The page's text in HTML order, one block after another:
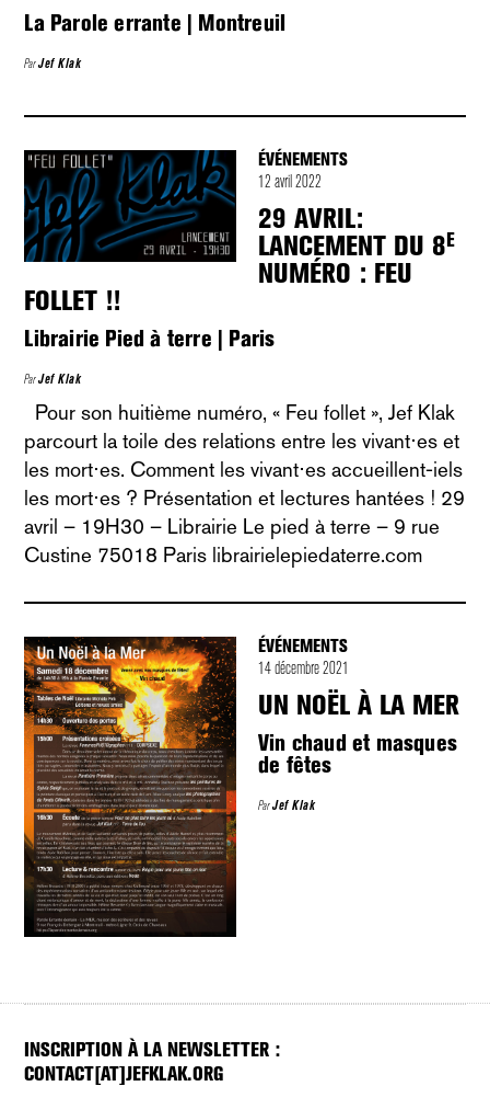
La Parole errante | Montreuil
ParJef Klak
ÉVÉNEMENTS
12 avril 2022
29 AVRIL:
LANCEMENT DU 8E
NUMÉRO : FEU
FOLLET !!
Librairie Pied à terre | Paris
ParJef Klak
Pour son huitième numéro, « Feu follet », Jef Klak
parcourt la toile des relations entre les vivant⋅es et
les mort⋅es. Comment les vivant⋅es accueillent-iels
les mort⋅es ? Présentation et lectures hantées ! 29
avril – 19H30 – Librairie Le pied à terre – 9 rue
Custine 75018 Paris librairielepiedaterre.com
ÉVÉNEMENTS
14 décembre 2021
UN NOËL À LA MER
Vin chaud et masques
de fêtes
ParJef Klak
INSCRIPTION À LA NEWSLETTER :
CONTACT[AT]JEFKLAK.ORG